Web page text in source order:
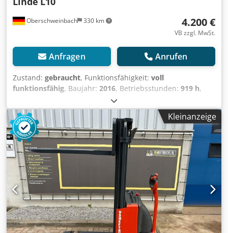
Oberschweinbach 330 km 4.200 €
VB zzgl. MwSt.
Anfragen Anrufen
Zustand: gebraucht, Funktionsfähigkeit: voll
funktionsfähig, Baujahr: 2016, Betriebsstunden: 919 h,
, Hubhöhe:2.424 mm
elektrisch, Masttyp:Simplex, Bauhöhe:1.765 mm,
Antriebsart:Elektro
, Hochhubwagen Crodpevizxzofx Abxef
Masttyp: Standard Zustand: Einsatzbereit und voll
funktionsfähig Zustand Technisch: gut
Kleinanzeige